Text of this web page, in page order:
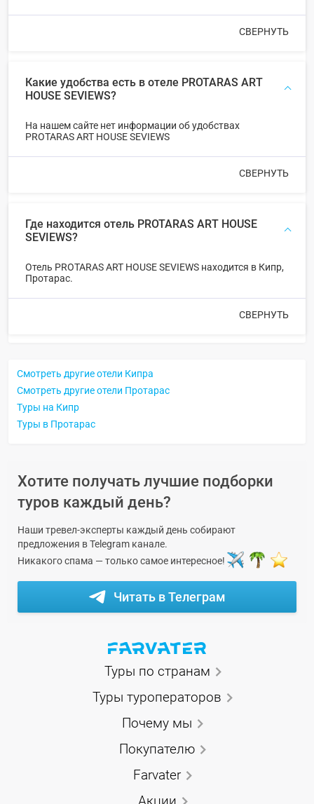
СВЕРНУТЬ
Какие удобства есть в отеле PROTARAS ART
HOUSE SEVIEWS?
На нашем сайте нет информации об удобствах
PROTARAS ART HOUSE SEVIEWS
СВЕРНУТЬ
Где находится отель PROTARAS ART HOUSE
SEVIEWS?
Отель PROTARAS ART HOUSE SEVIEWS находится в Кипр,
Протарас.
СВЕРНУТЬ
Смотреть другие отели Кипра
Смотреть другие отели Протарас
Туры на Кипр
Туры в Протарас
Хотите получать лучшие подборки
туров каждый день?
Наши тревел-эксперты каждый день собирают
предложения в Telegram канале.
Никакого спама — только самое интересное!
Читать в Телеграм
Туры по странам
Туры туроператоров
Почему мы
Покупателю
Farvater